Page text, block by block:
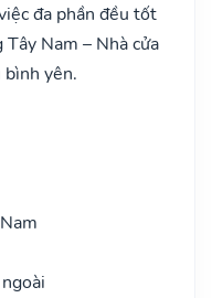
đa phần đều tốt
Nam – Nhà cửa
yên.